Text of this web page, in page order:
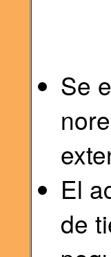
Se
El
de